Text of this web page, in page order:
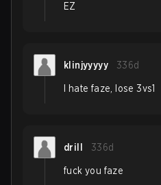
EZ
klinjyyyyy 336d
I hate faze, lose 3vs1
drill 336d
fuck you faze